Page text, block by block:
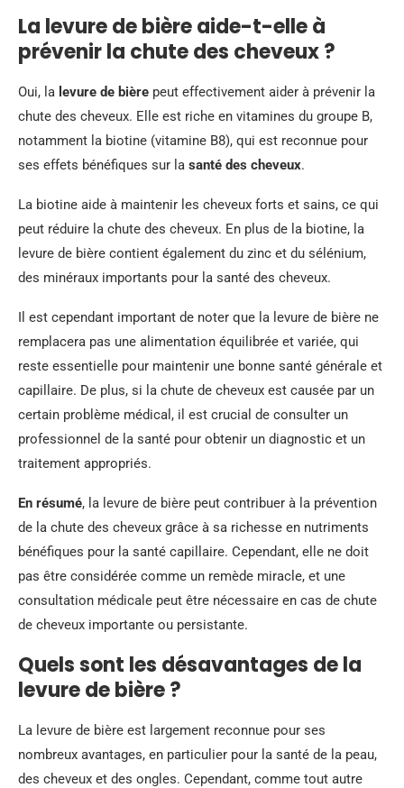
La levure de bière aide-t-elle à
prévenir la chute des cheveux ?
Oui, la levure de bière peut effectivement aider à prévenir la
chute des cheveux. Elle est riche en vitamines du groupe B,
notamment la biotine (vitamine B8), qui est reconnue pour
ses effets bénéfiques sur la santé des cheveux.
La biotine aide à maintenir les cheveux forts et sains, ce qui
peut réduire la chute des cheveux. En plus de la biotine, la
levure de bière contient également du zinc et du sélénium,
des minéraux importants pour la santé des cheveux.
Il est cependant important de noter que la levure de bière ne
remplacera pas une alimentation équilibrée et variée, qui
reste essentielle pour maintenir une bonne santé générale et
capillaire. De plus, si la chute de cheveux est causée par un
certain problème médical, il est crucial de consulter un
professionnel de la santé pour obtenir un diagnostic et un
traitement appropriés.
En résumé, la levure de bière peut contribuer à la prévention
de la chute des cheveux grâce à sa richesse en nutriments
bénéfiques pour la santé capillaire. Cependant, elle ne doit
pas être considérée comme un remède miracle, et une
consultation médicale peut être nécessaire en cas de chute
de cheveux importante ou persistante.
Quels sont les désavantages de la
levure de bière ?
La levure de bière est largement reconnue pour ses
nombreux avantages, en particulier pour la santé de la peau,
des cheveux et des ongles. Cependant, comme tout autre